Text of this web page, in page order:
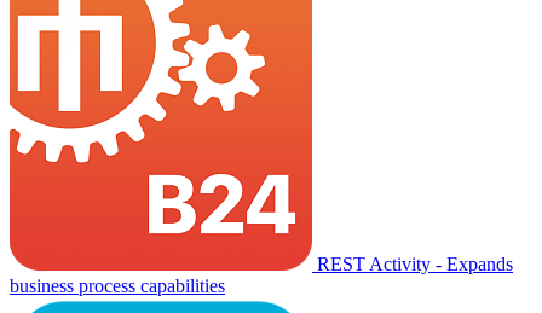
REST Activity - Expands
business process capabilities